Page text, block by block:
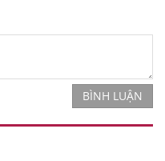
BÌNH LUẬN